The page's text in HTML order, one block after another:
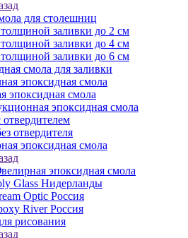
для столешниц
заливки до 2 см
заливки до 4 см
заливки до 6 см
смола для заливки
эпоксидная смола
эпоксидная смола
эпоксидная смола
отвердителя
эпоксидная смола
эпоксидная смола
Glass Нидерланды
Optic Россия
River Россия
рисования